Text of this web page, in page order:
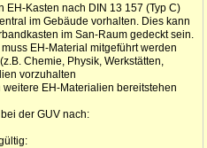
Kasten nach DIN 13 157 (Typ C)
im Gebäude vorhalten. Dies kann
im San-Raum gedeckt sein.
EH-Material mitgeführt werden
Chemie, Physik, Werkstätten,
vorzuhalten
EH-Materialien bereitstehen
der GUV nach: